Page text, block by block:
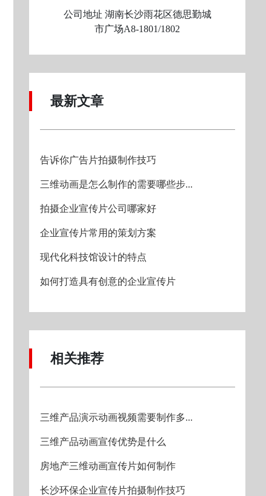
公司地址 湖南长沙雨花区德思勤城
市广场A8-1801/1802
最新文章
告诉你广告片拍摄制作技巧
三维动画是怎么制作的需要哪些步...
拍摄企业宣传片公司哪家好
企业宣传片常用的策划方案
现代化科技馆设计的特点
如何打造具有创意的企业宣传片
相关推荐
三维产品演示动画视频需要制作多...
三维产品动画宣传优势是什么
房地产三维动画宣传片如何制作
长沙环保企业宣传片拍摄制作技巧